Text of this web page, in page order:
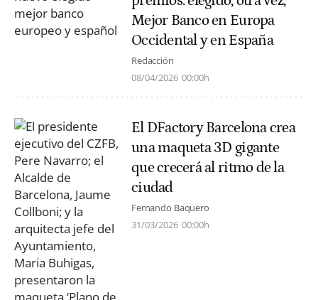
Mejor Banco en Europa
Occidental y en España
Redacción
08/04/2026 00:00h
El DFactory Barcelona crea
una maqueta 3D gigante
que crecerá al ritmo de la
ciudad
Fernando Baquero
31/03/2026 00:00h